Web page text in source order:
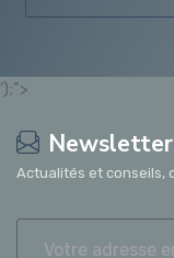
');">
Newsletter
Actualités et conseils,